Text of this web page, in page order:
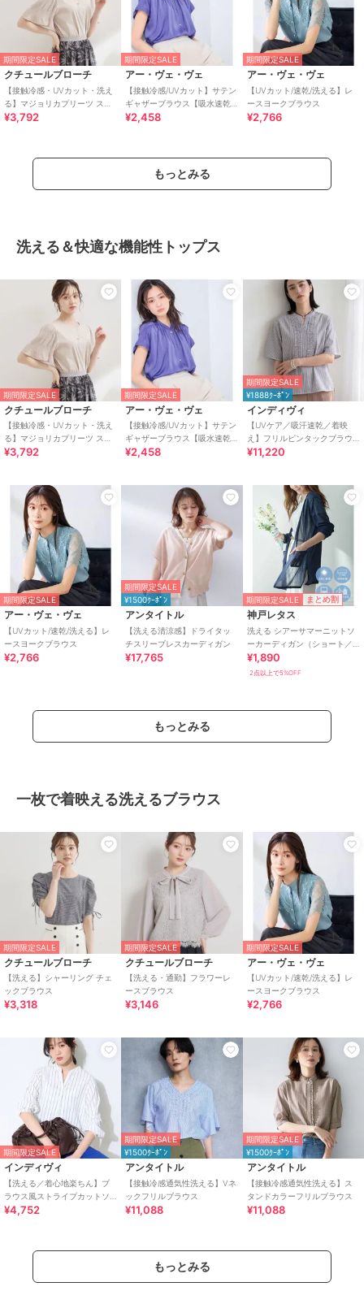
期間限定SALE
クチュールブローチ
【接触冷感・UVカット・洗え
る】マジョリカプリーツ スリ
ーブ トップス
¥3,792
期間限定SALE
アー・ヴェ・ヴェ
【接触冷感/UVカット】サテン
ギャザーブラウス【吸水速乾/
イージーケア】
¥2,458
期間限定SALE
アー・ヴェ・ヴェ
【UVカット/速乾/洗える】レ
ースヨークブラウス
¥2,766
もっとみる
洗える＆快適な機能性トップス
期間限定SALE
クチュールブローチ
【接触冷感・UVカット・洗え
る】マジョリカプリーツ スリ
ーブ トップス
¥3,792
期間限定SALE
アー・ヴェ・ヴェ
【接触冷感/UVカット】サテン
ギャザーブラウス【吸水速乾/
イージーケア】
¥2,458
期間限定SALE
¥1888ｸｰﾎﾟﾝ
インディヴィ
【UVケア／吸汗速乾／着映
え】フリルピンタックブラウ
ス
¥11,220
期間限定SALE
アー・ヴェ・ヴェ
【UVカット/速乾/洗える】レ
ースヨークブラウス
¥2,766
期間限定SALE
¥1500ｸｰﾎﾟﾝ
アンタイトル
【洗える清涼感】ドライタッ
チスリーブレスカーディガン
¥17,765
期間限定SALE まとめ割
神戸レタス
洗える シアーサマーニットソ
ーカーディガン（ショート／
ミディアム／ロング）
[C3703]
¥1,890
2点以上で5%OFF
もっとみる
一枚で着映える洗えるブラウス
期間限定SALE
クチュールブローチ
【洗える】シャーリング チェ
ックブラウス
¥3,318
期間限定SALE
クチュールブローチ
【洗える・通勤】フラワーレ
ースブラウス
¥3,146
期間限定SALE
アー・ヴェ・ヴェ
【UVカット/速乾/洗える】レ
ースヨークブラウス
¥2,766
期間限定SALE
インディヴィ
【洗える／着心地楽ちん】ブ
ラウス風ストライプカットソ
ートップス
¥4,752
期間限定SALE
¥1500ｸｰﾎﾟﾝ
アンタイトル
【接触冷感通気性洗える】Vネ
ックフリルブラウス
¥11,088
期間限定SALE
¥1500ｸｰﾎﾟﾝ
アンタイトル
【接触冷感通気性洗える】ス
タンドカラーフリルブラウス
¥11,088
もっとみる